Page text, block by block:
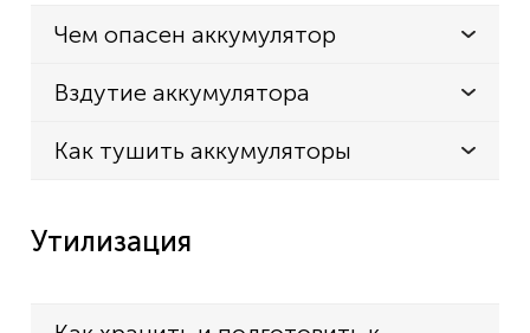
Чем опасен аккумулятор
Вздутие аккумулятора
Как тушить аккумуляторы
Утилизация